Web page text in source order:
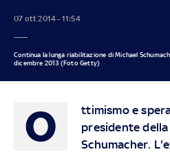
07 ott 2014 - 11:54
Continua la lunga riabilitazione di Michael
dicembre 2013 (Foto Getty)
O
ttimismo e
presidente
Schumacher.